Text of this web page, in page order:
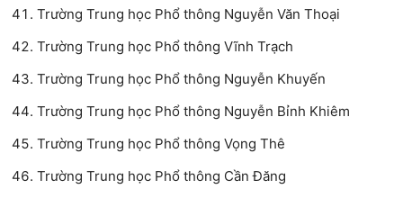
Trường Trung học Phổ thông Nguyễn Văn Thoại
Trường Trung học Phổ thông Vĩnh Trạch
Trường Trung học Phổ thông Nguyễn Khuyến
Trường Trung học Phổ thông Nguyễn Bỉnh Khiêm
Trường Trung học Phổ thông Vọng Thê
Trường Trung học Phổ thông Cần Đăng